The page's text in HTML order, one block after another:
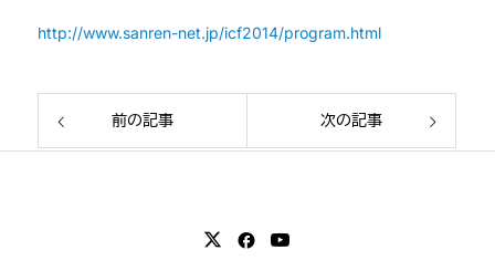
http://www.sanren-net.jp/icf2014/program.html
前の記事 次の記事